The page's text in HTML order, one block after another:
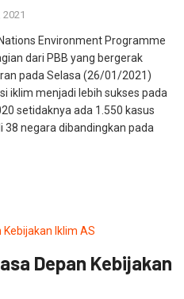
2021
Environment Programme
dari PBB yang bergerak
pada Selasa (26/01/2021)
iklim menjadi lebih sukses pada
setidaknya ada 1.550 kasus
38 negara dibandingkan pada
Depan Kebijakan